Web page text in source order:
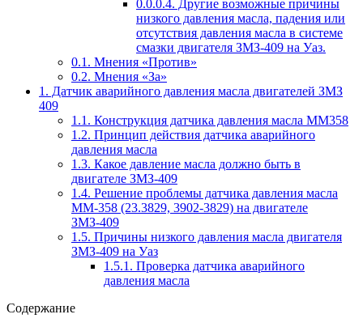
0.0.0.4. Другие возможные причины
низкого давления масла, падения или
отсутствия давления масла в системе
смазки двигателя ЗМЗ-409 на Уаз.
0.1. Мнения «Против»
0.2. Мнения «За»
1. Датчик аварийного давления масла двигателей ЗМЗ
409
1.1. Конструкция датчика давления масла ММ358
1.2. Принцип действия датчика аварийного
давления масла
1.3. Какое давление масла должно быть в
двигателе ЗМЗ-409
1.4. Решение проблемы датчика давления масла
ММ-358 (23.3829, 3902-3829) на двигателе
ЗМЗ-409
1.5. Причины низкого давления масла двигателя
ЗМЗ-409 на Уаз
1.5.1. Проверка датчика аварийного
давления масла
Содержание